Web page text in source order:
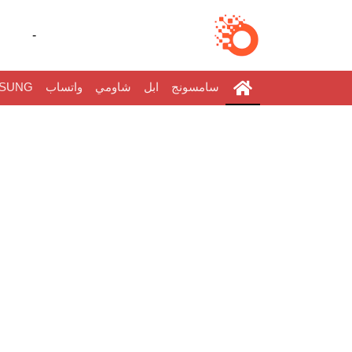
-
سامسونج ابل شاومي واتساب